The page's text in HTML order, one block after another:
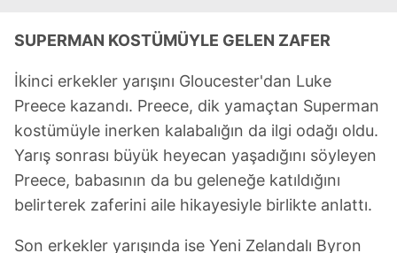
Çerezlere ilişkin tercihlerinizi aşağıda yer alan panel
vasıtasıyla belirleyebilirsiniz. Çerezlere ilişkin detaylı bilgi
için Ayarlar butonuna tıklayabilir,Çerez Bilgilendirme
Metnimiziziyaret edebilirsiniz.
6698 sayılı Kişisel Verilerin Korunması Kanunu uyarınca
hazırlanmış Aydınlatma Metnimizi okumak ve sitemizde
ilgili mevzuata uygun olarak kullanılan çerezlerle ilgili bilgi
SUPERMAN KOSTÜMÜYLE GELEN ZAFER
İkinci erkekler yarışını Gloucester'dan Luke
Preece kazandı. Preece, dik yamaçtan Superman
kostümüyle inerken kalabalığın da ilgi odağı oldu.
Yarış sonrası büyük heyecan yaşadığını söyleyen
Preece, babasının da bu geleneğe katıldığını
belirterek zaferini aile hikayesiyle birlikte anlattı.
Son erkekler yarışında ise Yeni Zelandalı Byron